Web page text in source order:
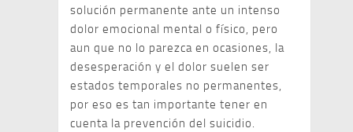
solución permanente ante un intenso
dolor emocional mental o físico, pero
aun que no lo parezca en ocasiones, la
desesperación y el dolor suelen ser
estados temporales no permanentes,
por eso es tan importante tener en
cuenta la prevención del suicidio.